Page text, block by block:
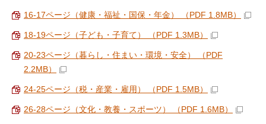
16-17ページ（健康・福祉・国保・年金） （PDF 1.8MB）
18-19ページ（子ども・子育て） （PDF 1.3MB）
20-23ページ（暮らし・住まい・環境・安全） （PDF
2.2MB）
24-25ページ（税・産業・雇用） （PDF 1.5MB）
26-28ページ（文化・教養・スポーツ） （PDF 1.6MB）